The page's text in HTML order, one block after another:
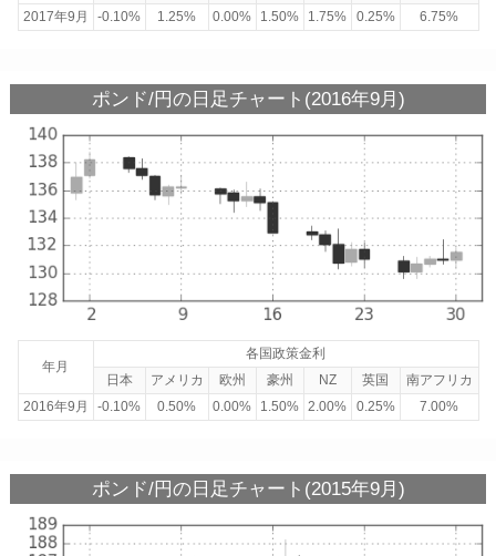
2017年9月
-0.10% 1.25% 0.00% 1.50% 1.75% 0.25% 6.75%
ポンド/円の日足チャート(2016年9月)
年月
各国政策金利
日本
アメリカ 欧州 豪州 NZ 英国
南アフリカ
2016年9月
-0.10% 0.50% 0.00% 1.50% 2.00% 0.25% 7.00%
ポンド/円の日足チャート(2015年9月)